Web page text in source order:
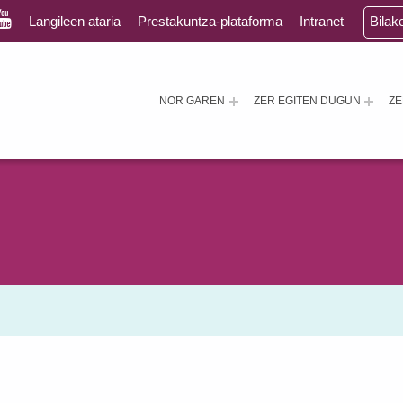
NOR GAREN ZER EGITEN DUGUN
Langileen ataria Prestakuntza-plataforma Intranet